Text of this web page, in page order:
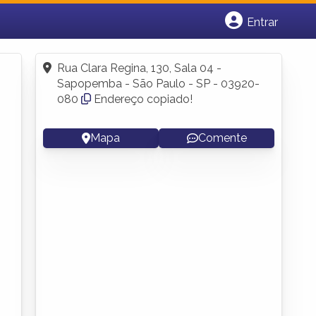
Entrar
Fazer login
Criar conta
Rua Clara Regina, 130, Sala 04 -
Sapopemba - São Paulo - SP - 03920-
080
Endereço copiado!
Mapa Comente